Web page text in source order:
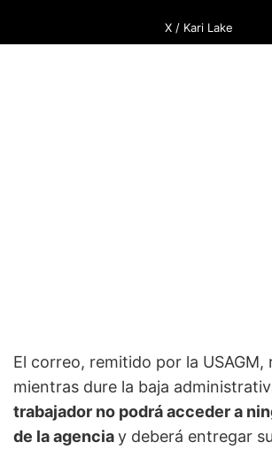
X / Kari Lake
El correo, remitido por la USAGM,
mientras dure la baja
trabajador no podrá acceder a
de la agenciay deberá entregar